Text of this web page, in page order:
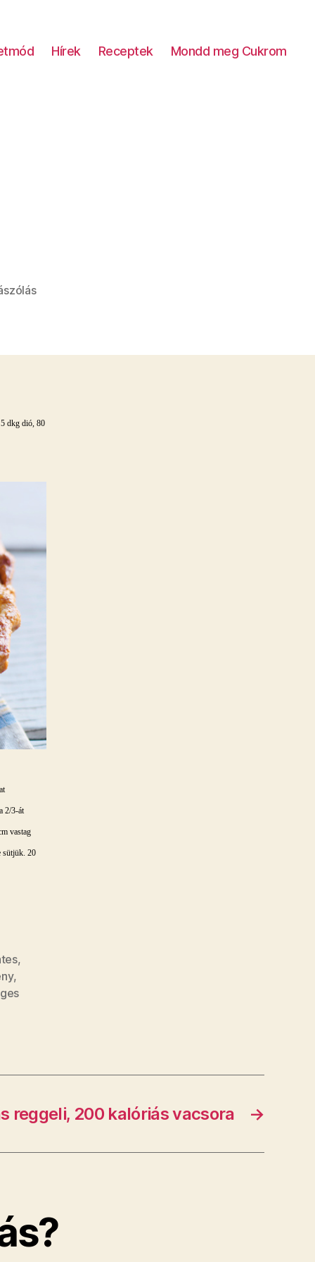
Hírek Receptek Mondd meg Cukrom
a(z)
dkg dió, 80
2/3-át
vastag
sütjük. 20
,
,
→
reggeli, 200 kalóriás vacsora